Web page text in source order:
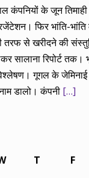
कंपनियों के जून
फिर भांति-भांति
तरफ से खरीदने की
सालाना रिपोर्ट
गूगल के
डालो। कंपनी […]
T F